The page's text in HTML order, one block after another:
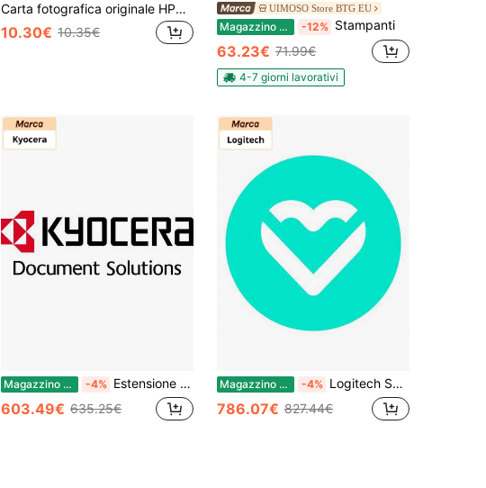
Carta fotografica originale HPRT MT53 autoadesiva 2x3 pollici, carta fotografica a colori adatta per mini stampante portatile, 20/40/100 fogli MT53 (guscio rosso/bianco spedito casualmente, la carta interna è la stessa)
10.30€ 10.35€
UIMOSO Store BTG EU
Magazzino EU -12% Stampanti
63.23€ 71.99€
4-7 giorni lavorativi
Magazzino EU -4% Estensione di garanzia KYOCERA 870W5012CSA 1 licenza(e) 5 anno(i)
603.49€ 635.25€
Magazzino EU -4% Logitech Seleziona 1 licenza(e) 3 anno(i)
786.07€ 827.44€